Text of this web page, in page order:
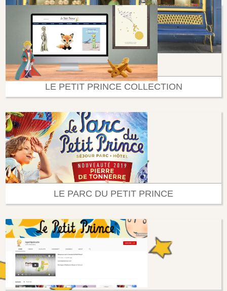
LE PETIT PRINCE COLLECTION
LE PARC DU PETIT PRINCE